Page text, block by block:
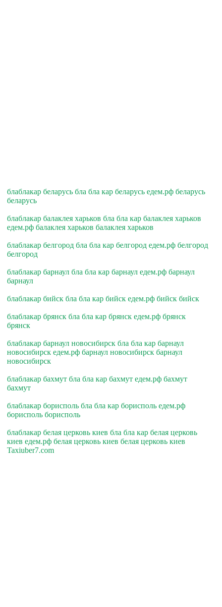
блаблакар беларусь бла бла кар беларусь едем.рф беларусь
беларусь
блаблакар балаклея харьков бла бла кар балаклея харьков
едем.рф балаклея харьков балаклея харьков
блаблакар белгород бла бла кар белгород едем.рф белгород
белгород
блаблакар барнаул бла бла кар барнаул едем.рф барнаул
барнаул
блаблакар бийск бла бла кар бийск едем.рф бийск бийск
блаблакар брянск бла бла кар брянск едем.рф брянск
брянск
блаблакар барнаул новосибирск бла бла кар барнаул
новосибирск едем.рф барнаул новосибирск барнаул
новосибирск
блаблакар бахмут бла бла кар бахмут едем.рф бахмут
бахмут
блаблакар борисполь бла бла кар борисполь едем.рф
борисполь борисполь
блаблакар белая церковь киев бла бла кар белая церковь
киев едем.рф белая церковь киев белая церковь киев
Taxiuber7.com